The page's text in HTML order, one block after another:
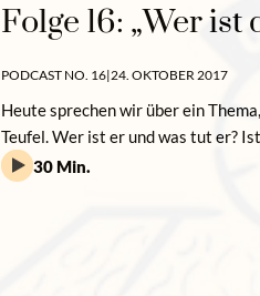
Folge 16: „Wer ist
PODCAST NO. 16|24. OKTOBER 2017
Heute sprechen wir über ein
Teufel. Wer ist er und was tut er?
30 Min.